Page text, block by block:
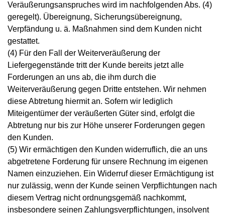
Veräußerungsanspruches wird im nachfolgenden Abs. (4)
geregelt). Übereignung, Sicherungsübereignung,
Verpfändung u. ä. Maßnahmen sind dem Kunden nicht
gestattet.
(4) Für den Fall der Weiterveräußerung der
Liefergegenstände tritt der Kunde bereits jetzt alle
Forderungen an uns ab, die ihm durch die
Weiterveräußerung gegen Dritte entstehen. Wir nehmen
diese Abtretung hiermit an. Sofern wir lediglich
Miteigentümer der veräußerten Güter sind, erfolgt die
Abtretung nur bis zur Höhe unserer Forderungen gegen
den Kunden.
(5) Wir ermächtigen den Kunden widerruflich, die an uns
abgetretene Forderung für unsere Rechnung im eigenen
Namen einzuziehen. Ein Widerruf dieser Ermächtigung ist
nur zulässig, wenn der Kunde seinen Verpflichtungen nach
diesem Vertrag nicht ordnungsgemäß nachkommt,
insbesondere seinen Zahlungsverpflichtungen, insolvent